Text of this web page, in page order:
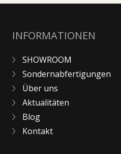
INFORMATIONEN
SHOWROOM
Sondernabfertigungen
Über uns
Aktualitäten
Blog
Kontakt